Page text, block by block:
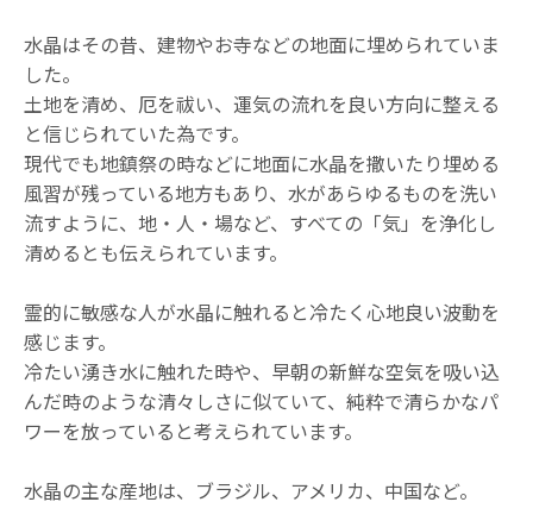
水晶はその昔、建物やお寺などの地面に埋められていま
した。
土地を清め、厄を祓い、運気の流れを良い方向に整える
と信じられていた為です。
現代でも地鎮祭の時などに地面に水晶を撒いたり埋める
風習が残っている地方もあり、水があらゆるものを洗い
流すように、地・人・場など、すべての「気」を浄化し
清めるとも伝えられています。
霊的に敏感な人が水晶に触れると冷たく心地良い波動を
感じます。
冷たい湧き水に触れた時や、早朝の新鮮な空気を吸い込
んだ時のような清々しさに似ていて、純粋で清らかなパ
ワーを放っていると考えられています。
水晶の主な産地は、ブラジル、アメリカ、中国など。